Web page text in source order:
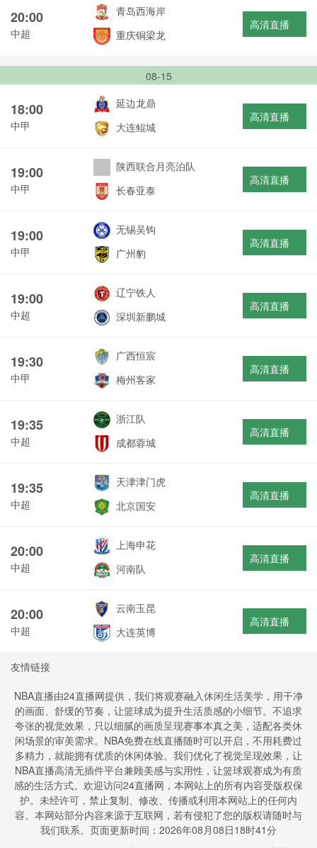
20:00
中超
青岛西海岸
重庆铜梁龙
高清直播
08-15
18:00
中甲
延边龙鼎
大连鲲城
高清直播
19:00
中甲
陕西联合月亮泊队
长春亚泰
高清直播
19:00
中甲
无锡吴钩
广州豹
高清直播
19:00
中超
辽宁铁人
深圳新鹏城
高清直播
19:30
中甲
广西恒宸
梅州客家
高清直播
19:35
中超
浙江队
成都蓉城
高清直播
19:35
中超
天津津门虎
北京国安
高清直播
20:00
中超
上海申花
河南队
高清直播
20:00
中超
云南玉昆
大连英博
高清直播
友情链接
NBA直播由24直播网提供，我们将观赛融入休闲生活美学，用干净
的画面、舒缓的节奏，让篮球成为提升生活质感的小细节。不追求
夸张的视觉效果，只以细腻的画质呈现赛事本真之美，适配各类休
闲场景的审美需求。NBA免费在线直播随时可以开启，不用耗费过
多精力，就能拥有优质的休闲体验。我们优化了视觉呈现效果，让
NBA直播高清无插件平台兼顾美感与实用性，让篮球观赛成为有质
感的生活方式。欢迎访问24直播网，本网站上的所有内容受版权保
护。未经许可，禁止复制、修改、传播或利用本网站上的任何内
容。本网站部分内容来源于互联网，若有侵犯了您的版权请随时与
我们联系。页面更新时间：2026年08月08日18时41分